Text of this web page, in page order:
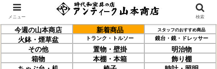
今週の山本商店 新着商品 スタッフのおすすめ商品
火鉢・煙草盆 トランク・トルソー 鏡台・鏡・ドレッサー
その他 置物・壁掛
明治物
箱物
本棚・本箱
飾り棚
メニュー 検索